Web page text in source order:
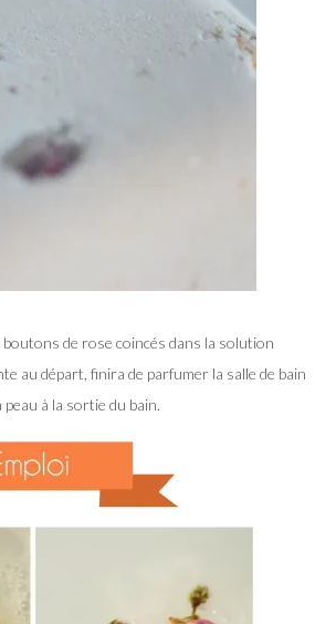
de rose coincés dans la solution
au départ, finira de parfumer la salle de bain
peau à la sortie du bain.